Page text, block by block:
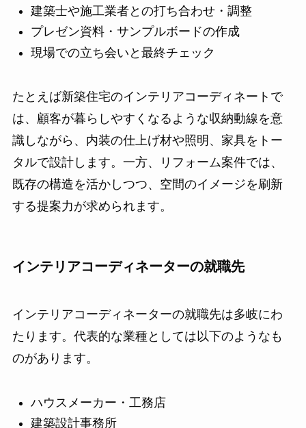
建築士や施工業者との打ち合わせ・調整
プレゼン資料・サンプルボードの作成
現場での立ち会いと最終チェック
たとえば新築住宅のインテリアコーディネートで
は、顧客が暮らしやすくなるような収納動線を意
識しながら、内装の仕上げ材や照明、家具をトー
タルで設計します。一方、リフォーム案件では、
既存の構造を活かしつつ、空間のイメージを刷新
する提案力が求められます。
インテリアコーディネーターの就職先
インテリアコーディネーターの就職先は多岐にわ
たります。代表的な業種としては以下のようなも
のがあります。
ハウスメーカー・工務店
建築設計事務所